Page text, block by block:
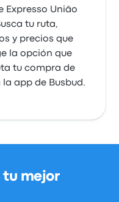
Expresso União
tu ruta,
y precios que
la opción que
tu compra de
app de Busbud.
tu mejor